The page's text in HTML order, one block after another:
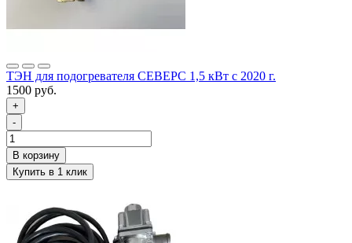
ТЭН для подогревателя СЕВЕРС 1,5 кВт с 2020 г.
1500 руб.
+
-